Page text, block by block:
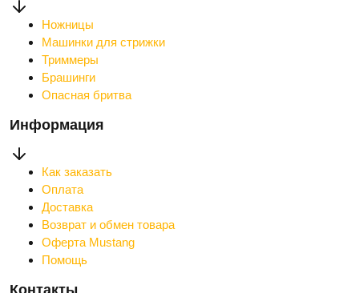
Ножницы
Машинки для стрижки
Триммеры
Брашинги
Опасная бритва
Информация
Как заказать
Оплата
Доставка
Возврат и обмен товара
Оферта Mustang
Помощь